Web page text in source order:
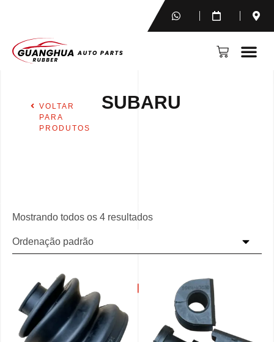
VOLTAR
PARA
PRODUTOS
SUBARU
Mostrando todos os 4 resultados